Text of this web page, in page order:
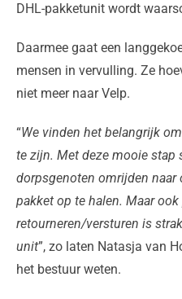
DHL-pakketunit wordt
Daarmee gaat een
mensen in vervulling. Ze
niet meer naar Velp.
“We vinden het belangrijk
te zijn. Met deze mooie stap
dorpsgenoten omrijden
pakket op te halen. Maar
retourneren/versturen is
unit”, zo laten Natasja van
het bestuur weten.